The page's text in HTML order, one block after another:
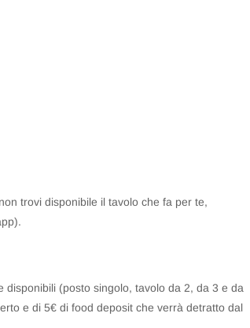
trovi disponibile il tavolo che fa per te,
(posto singolo, tavolo da 2, da 3 e da
e di 5€ di food deposit che verrà detratto dal